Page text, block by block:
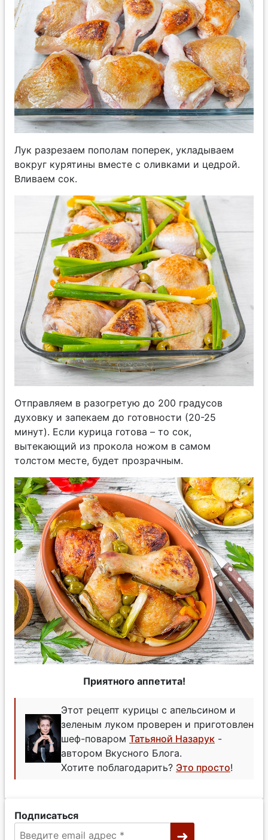
Лук разрезаем пополам поперек, укладываем
вокруг курятины вместе с оливками и цедрой.
Вливаем сок.
Отправляем в разогретую до 200 градусов
духовку и запекаем до готовности (20-25
минут). Если курица готова – то сок,
вытекающий из прокола ножом в самом
толстом месте, будет прозрачным.
Приятного аппетита!
Этот рецепт курицы с апельсином и
зеленым луком проверен и приготовлен
шеф-поваром Татьяной Назарук -
автором Вкусного Блога.
Хотите поблагодарить? Это просто!
Подписаться